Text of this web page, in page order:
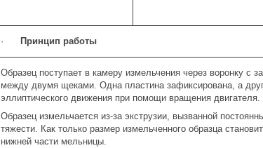
· Принцип работы
Образец поступает в камеру измельчения через воронку с
между двумя щеками. Одна пластина зафиксирована, а
эллиптического движения при помощи вращения двигателя.
Образец измельчается из-за экструзии, вызванной
тяжести. Как только размер измельченного образца
нижней части мельницы.